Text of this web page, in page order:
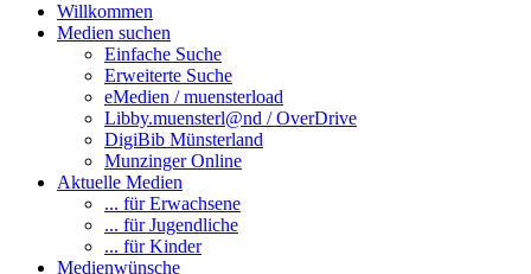
Willkommen
Medien suchen
Einfache Suche
Erweiterte Suche
eMedien / muensterload
Libby.muensterl@nd / OverDrive
DigiBib Münsterland
Munzinger Online
Aktuelle Medien
... für Erwachsene
... für Jugendliche
... für Kinder
Medienwünsche